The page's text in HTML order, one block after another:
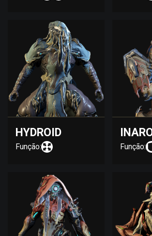
HYDROID
Função: Função: